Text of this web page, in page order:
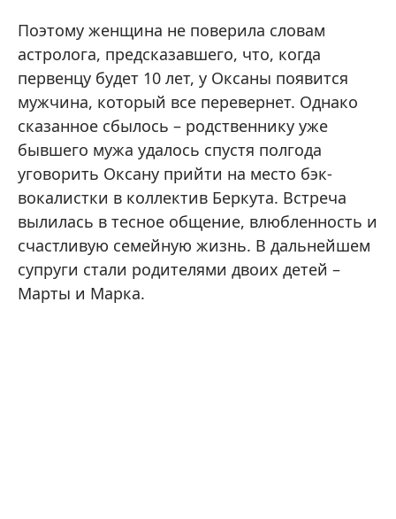
Поэтому женщина не поверила словам
астролога, предсказавшего, что, когда
первенцу будет 10 лет, у Оксаны появится
мужчина, который все перевернет. Однако
сказанное сбылось – родственнику уже
бывшего мужа удалось спустя полгода
уговорить Оксану прийти на место бэк-
вокалистки в коллектив Беркута. Встреча
вылилась в тесное общение, влюбленность и
счастливую семейную жизнь. В дальнейшем
супруги стали родителями двоих детей –
Марты и Марка.